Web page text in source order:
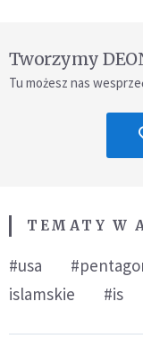
Tworzymy
Tu możesz nas
TEMATY W
#usa
islamskie
#is